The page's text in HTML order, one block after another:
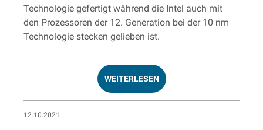
Technologie gefertigt während die Intel auch mit
den Prozessoren der 12. Generation bei der 10 nm
Technologie stecken gelieben ist.
WEITERLESEN
12.10.2021